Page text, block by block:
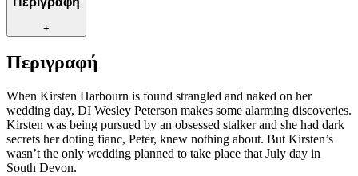
+
Περιγραφή
When Kirsten Harbourn is found strangled and naked on her
wedding day, DI Wesley Peterson makes some alarming discoveries.
Kirsten was being pursued by an obsessed stalker and she had dark
secrets her doting fianc, Peter, knew nothing about. But Kirsten’s
wasn’t the only wedding planned to take place that July day in
South Devon.